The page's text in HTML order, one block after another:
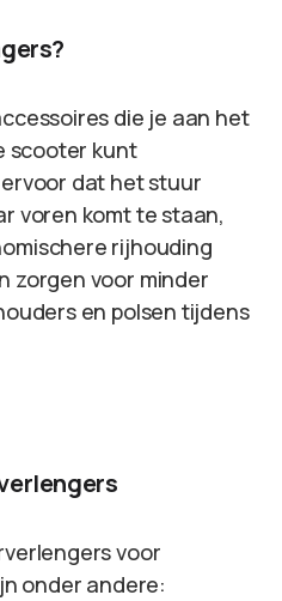
die je aan het
scooter kunt
dat het stuur
voren komt te staan,
rijhouding
zorgen voor minder
en polsen tijdens
voor
onder andere: